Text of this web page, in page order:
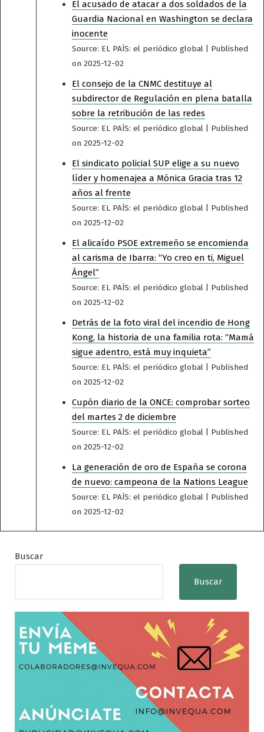
El acusado de atacar a dos soldados de la
Guardia Nacional en Washington se declara
inocente
Source: EL PAÍS: el periódico global
Published
on 2025-12-02
El consejo de la CNMC destituye al
subdirector de Regulación en plena batalla
sobre la retribución de las redes
Source: EL PAÍS: el periódico global
Published
on 2025-12-02
El sindicato policial SUP elige a su nuevo
líder y homenajea a Mónica Gracia tras 12
años al frente
Source: EL PAÍS: el periódico global
Published
on 2025-12-02
El alicaído PSOE extremeño se encomienda
al carisma de Ibarra: “Yo creo en ti, Miguel
Ángel”
Source: EL PAÍS: el periódico global
Published
on 2025-12-02
Detrás de la foto viral del incendio de Hong
Kong, la historia de una familia rota: “Mamá
sigue adentro, está muy inquieta”
Source: EL PAÍS: el periódico global
Published
on 2025-12-02
Cupón diario de la ONCE: comprobar sorteo
del martes 2 de diciembre
Source: EL PAÍS: el periódico global
Published
on 2025-12-02
La generación de oro de España se corona
de nuevo: campeona de la Nations League
Source: EL PAÍS: el periódico global
Published
on 2025-12-02
Buscar
Buscar